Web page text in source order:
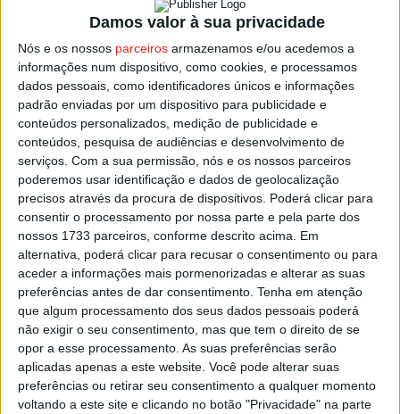
Damos valor à sua privacidade
Nós e os nossos parceiros armazenamos e/ou acedemos a
informações num dispositivo, como cookies, e processamos
dados pessoais, como identificadores únicos e informações
padrão enviadas por um dispositivo para publicidade e
conteúdos personalizados, medição de publicidade e
conteúdos, pesquisa de audiências e desenvolvimento de
serviços. Com a sua permissão, nós e os nossos parceiros
poderemos usar identificação e dados de geolocalização
precisos através da procura de dispositivos. Poderá clicar para
consentir o processamento por nossa parte e pela parte dos
nossos 1733 parceiros, conforme descrito acima. Em
alternativa, poderá clicar para recusar o consentimento ou para
aceder a informações mais pormenorizadas e alterar as suas
preferências antes de dar consentimento. Tenha em atenção
que algum processamento dos seus dados pessoais poderá
não exigir o seu consentimento, mas que tem o direito de se
opor a esse processamento. As suas preferências serão
aplicadas apenas a este website. Você pode alterar suas
preferências ou retirar seu consentimento a qualquer momento
voltando a este site e clicando no botão "Privacidade" na parte
Ainda na primeira parte Pau Víctor dilatou o marcador,
aos 37 minutos, com Ricardo Horta, de penálti, a fechar o
resultado em 3-0 aos 83.
Na próxima jornada o Tondela irá receber oFamalicão
mas o jogo não deverá ser no Estádio João Cardoso, já
que o relvado não apresenta as melhores condições.
Esta e outras notícias para ouvir na Estação Diária – 96.8
FM ou em www.968.fm.
Pub
Tondela Viseu